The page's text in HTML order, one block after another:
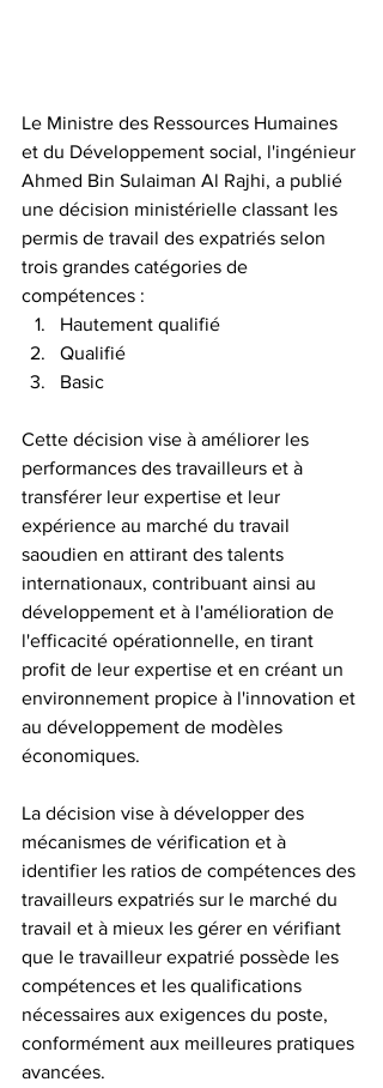
Le Ministre des Ressources Humaines
et du Développement social, l'ingénieur
Ahmed Bin Sulaiman Al Rajhi, a publié
une décision ministérielle classant les
permis de travail des expatriés selon
trois grandes catégories de
compétences :
Hautement qualifié
Qualifié
Basic
Cette décision vise à améliorer les
performances des travailleurs et à
transférer leur expertise et leur
expérience au marché du travail
saoudien en attirant des talents
internationaux, contribuant ainsi au
développement et à l'amélioration de
l'efficacité opérationnelle, en tirant
profit de leur expertise et en créant un
environnement propice à l'innovation et
au développement de modèles
économiques.
La décision vise à développer des
mécanismes de vérification et à
identifier les ratios de compétences des
travailleurs expatriés sur le marché du
travail et à mieux les gérer en vérifiant
que le travailleur expatrié possède les
compétences et les qualifications
nécessaires aux exigences du poste,
conformément aux meilleures pratiques
avancées.